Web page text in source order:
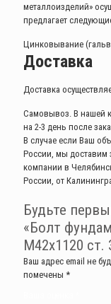
металлоизделий»
предлагает
Цинковывание
Доставка
Доставка
Самовывоз. В нашей
на 2-3 день после
В случае если Ваш
России, мы доставим
компании в
России, от
Будьте
«Болт
М42х1120 ст.
Ваш адрес email не
помечены *